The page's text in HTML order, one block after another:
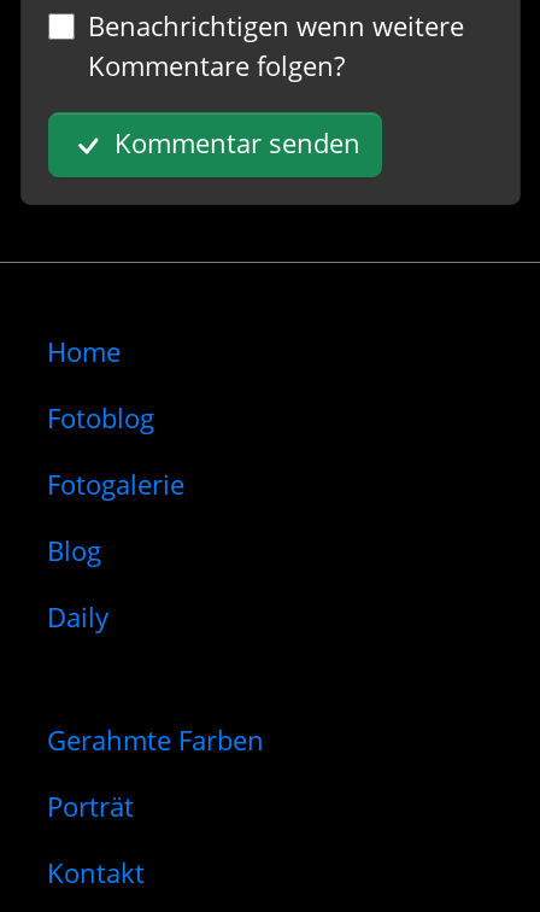
Benachrichtigen wenn weitere
Kommentare folgen?
Kommentar senden
Home
Fotoblog
Fotogalerie
Blog
Daily
Gerahmte Farben
Porträt
Kontakt